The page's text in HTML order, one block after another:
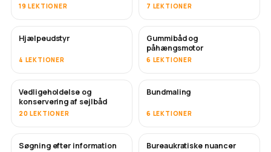
19 LEKTIONER 7 LEKTIONER
Hjælpeudstyr
4 LEKTIONER
Gummibåd og
påhængsmotor
6 LEKTIONER
Vedligeholdelse og
konservering af sejlbåd
20 LEKTIONER
SNART
Bundmaling
6 LEKTIONER
Søgning efter information Bureaukratiske nuancer